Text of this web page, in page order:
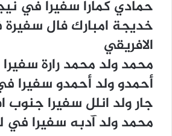
ﺣﻤﺎﺩﻱ ﻛﻤﺎﺭﺍ ﺳﻔﻴﺮﺍ ﻓﻲ
ﺧﺪﻳﺠﺔ ﺍﻣﺒﺎﺭﻙ ﻓﺎﻝ ﺳﻔﻴﺮﺓ
ﺍﻻﻓﺮﻳﻘﻲ
ﻣﺤﻤﺪ ﻭﻟﺪ ﻣﺤﻤﺪ ﺭﺍﺭﺓ
ﺃﺣﻤﺪﻭ ﻭﻟﺪ ﺃﺣﻤﺪﻭ ﺳﻔﻴﺮﺍ
ﺟﺎﺭ ﻭﻟﺪ ﺍﻧﻠﻞ ﺳﻔﻴﺮﺍ ﺟﻨﻮﺏ
ﻣﺤﻤﺪ ﻭﻟﺪ ﺁﺩﺑﻪ ﺳﻔﻴﺮﺍ ﻓﻲ